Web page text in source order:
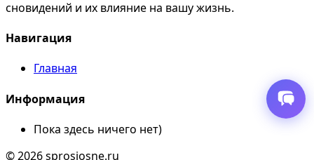
сновидений и их влияние на вашу жизнь.
Навигация
Главная
Информация
Пока здесь ничего нет)
© 2026 sprosiosne.ru